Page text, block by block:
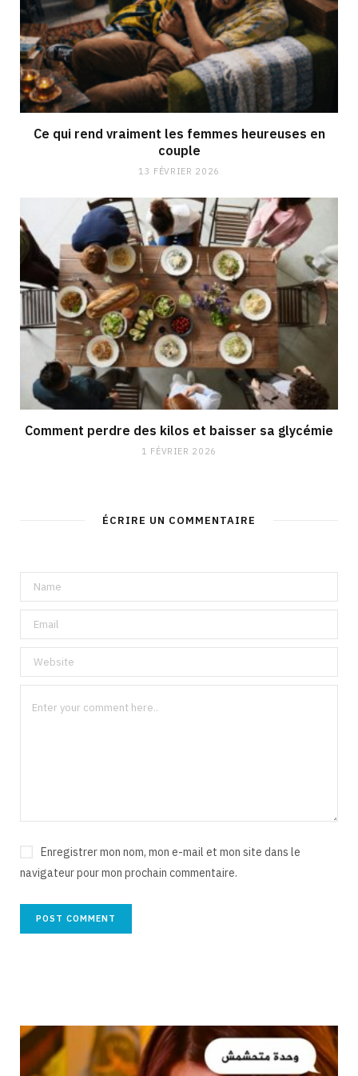
Ce qui rend vraiment les femmes heureuses en
couple
13 FÉVRIER 2026
Comment perdre des kilos et baisser sa glycémie
1 FÉVRIER 2026
ÉCRIRE UN COMMENTAIRE
Enregistrer mon nom, mon e-mail et mon site dans le
navigateur pour mon prochain commentaire.